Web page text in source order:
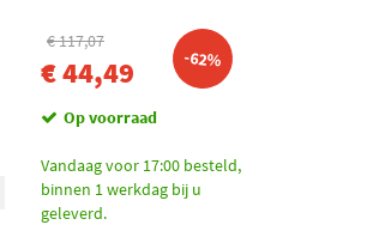
€ 117,07
€ 44,49 -62%
Op voorraad
Vandaag voor 17:00 besteld,
binnen 1 werkdag bij u
geleverd.